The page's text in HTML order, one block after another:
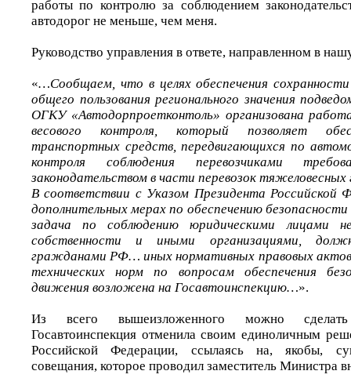
работы по контролю за соблюдением
автодорог не меньше, чем меня.
Руководство управления в ответе, направленном в
«…Сообщаем, что в целях обеспечения
общего пользования регионального значения
ОГКУ «Автодорпроетконтоль» организована
весового контроля, который позволяет
транспортных средств, передвигающихся по
контроля соблюдения перевозчиками
законодательством в части перевозок тяжеловесных
В соответствии с Указом Президента
дополнительных мерах по обеспечению
задача по соблюдению юридическими лицами
собственности и иными организациями,
гражданами РФ… иных нормативных правовых
технических норм по вопросам обеспечения
движения возложена на Госавтоинспекцию…».
Из всего вышеизложенного можно
Госавтоинспекция отменила своим единоличным
Российской Федерации, ссылаясь на, якобы,
совещания, которое проводил заместитель Министра